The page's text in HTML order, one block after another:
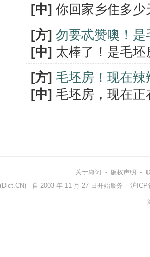
[中] 你回家乡住多少
[方] 勿要忒赞噢！
[中] 太棒了！是毛
[方] 毛坯房！现在辣
[中] 毛坯房，现在正
关于海词 - 版权声明 -
(Dict.CN) - 自 2003 年 11 月 27 日开始服务 沪ICP